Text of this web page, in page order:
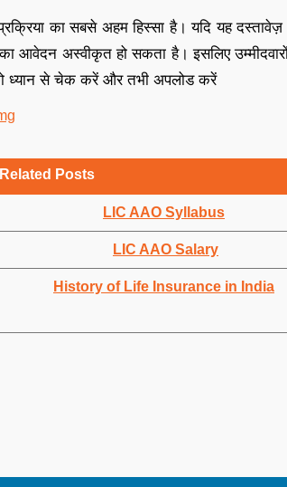
का सबसे अहम हिस्सा है। यदि यह दस्तावेज़
आवेदन अस्वीकृत हो सकता है। इसलिए
ध्यान से चेक करें और तभी अपलोड करें
Posts
LIC AAO Syllabus
LIC AAO Salary
History of Life Insurance in India